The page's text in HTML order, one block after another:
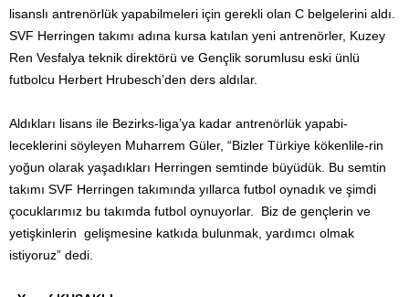
lisanslı antrenörlük yapabilmeleri için gerekli olan C belgelerini aldı.
SVF Herringen takımı adına kursa katılan yeni antrenörler, Kuzey
Ren Vesfalya teknik direktörü ve Gençlik sorumlusu eski ünlü
futbolcu Herbert Hrubesch’den ders aldılar.
Aldıkları lisans ile Bezirks-liga’ya kadar antrenörlük yapabi-
leceklerini söyleyen Muharrem Güler, “Bizler Türkiye kökenlile-rin
yoğun olarak yaşadıkları Herringen semtinde büyüdük. Bu semtin
takımı SVF Herringen takımında yıllarca futbol oynadık ve şimdi
çocuklarımız bu takımda futbol oynuyorlar. Biz de gençlerin ve
yetişkinlerin gelişmesine katkıda bulunmak, yardımcı olmak
istiyoruz” dedi.